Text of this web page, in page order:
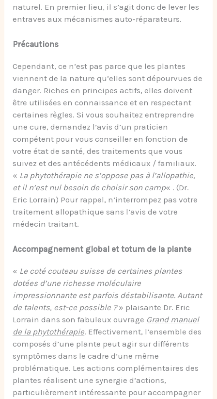
naturel. En premier lieu, il s’agit donc de lever les
entraves aux mécanismes auto-réparateurs.
Précautions
Cependant, ce n’est pas parce que les plantes
viennent de la nature qu’elles sont dépourvues de
danger. Riches en principes actifs, elles doivent
être utilisées en connaissance et en respectant
certaines règles. Si vous souhaitez entreprendre
une cure, demandez l’avis d’un praticien
compétent pour vous conseiller en fonction de
votre état de santé, des traitements que vous
suivez et des antécédents médicaux / familiaux.
« La phytothérapie ne s’oppose pas à l’allopathie,
et il n’est nul besoin de choisir son camp« . (Dr.
Eric Lorrain) Pour rappel, n’interrompez pas votre
traitement allopathique sans l’avis de votre
médecin traitant.
Accompagnement global et totum de la plante
« Le coté couteau suisse de certaines plantes
dotées d’une richesse moléculaire
impressionnante est parfois déstabilisante. Autant
de talents, est-ce possible ?» plaisante Dr. Eric
Lorrain dans son fabuleux ouvrage Grand manuel
de la phytothérapie. Effectivement, l’ensemble des
composés d’une plante peut agir sur différents
symptômes dans le cadre d’une même
problématique. Les actions complémentaires des
plantes réalisent une synergie d’actions,
particulièrement intéressante pour accompagner